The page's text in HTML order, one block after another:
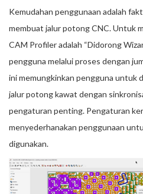
Kemudahan penggunaan adalah
membuat jalur potong CNC. Untuk
CAM Profiler adalah “Didorong
pengguna melalui proses dengan
ini memungkinkan pengguna untuk
jalur potong kawat dengan
pengaturan penting. Pengaturan
menyederhanakan penggunaan
digunakan.